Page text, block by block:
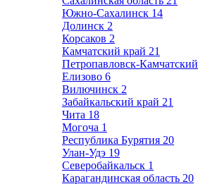
Южно-Сахалинск 14
Долинск 2
Корсаков 2
Камчатский край 21
Петропавловск-Камчатский
Елизово 6
Вилючинск 2
Забайкальский край 21
Чита 18
Могоча 1
Республика Бурятия 20
Улан-Удэ 19
Северобайкальск 1
Карагандинская область 20